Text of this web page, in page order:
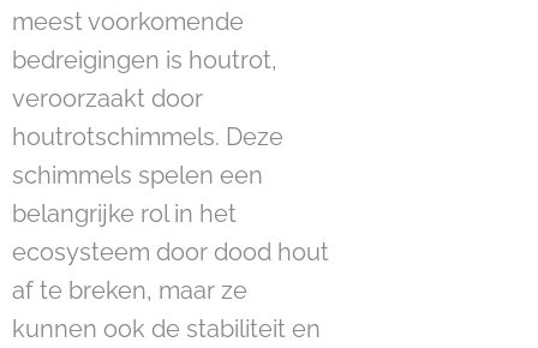
meest voorkomende
bedreigingen is houtrot,
veroorzaakt door
houtrotschimmels. Deze
schimmels spelen een
belangrijke rol in het
ecosysteem door dood hout
af te breken, maar ze
kunnen ook de stabiliteit en